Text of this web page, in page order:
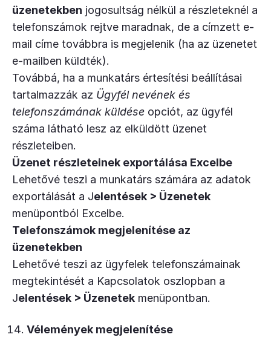
üzenetekben jogosultság nélkül a részleteknél a
telefonszámok rejtve maradnak, de a címzett e-
mail címe továbbra is megjelenik (ha az üzenetet
e-mailben küldték).
Továbbá, ha a munkatárs értesítési beállításai
tartalmazzák az Ügyfél nevének és
telefonszámának küldése opciót, az ügyfél
száma látható lesz az elküldött üzenet
részleteiben.
Üzenet részleteinek exportálása Excelbe
Lehetővé teszi a munkatárs számára az adatok
exportálását a Jelentések > Üzenetek
menüpontból Excelbe.
Telefonszámok megjelenítése az
üzenetekben
Lehetővé teszi az ügyfelek telefonszámainak
megtekintését a Kapcsolatok oszlopban a
Jelentések > Üzenetek menüpontban.
Vélemények megjelenítése